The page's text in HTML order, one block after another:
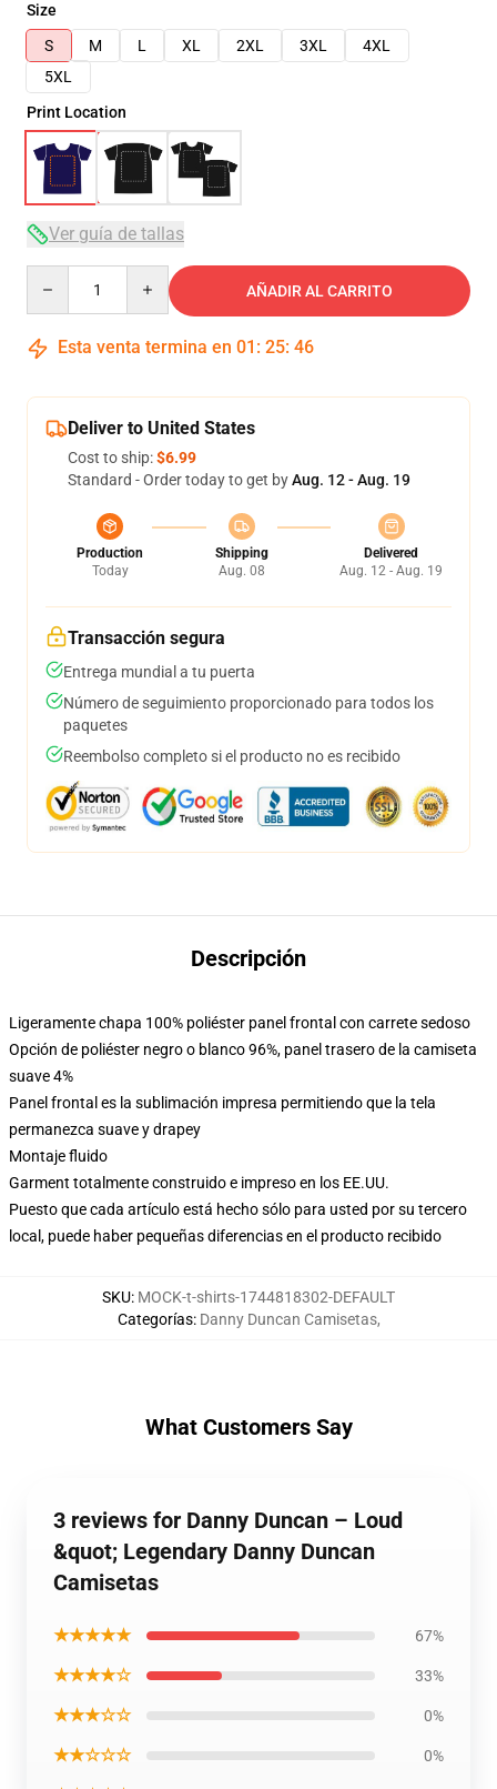
Size
S
M L XL 2XL 3XL
4XL
5XL
Print Location
Ver guía de tallas
AÑADIR AL CARRITO
Esta venta termina en 01 : 25: 46
Deliver to United States
Cost to ship:$6.99
Standard - Order today to get byAug. 12 - Aug. 19
Production
Today
Shipping
Aug. 08
Delivered
Aug. 12 - Aug. 19
Transacción segura
Entrega mundial a tu puerta
Número de seguimiento proporcionado para todos los
paquetes
Reembolso completo si el producto no es recibido
Descripción
Ligeramente chapa 100% poliéster panel frontal con carrete sedoso
Opción de poliéster negro o blanco 96%, panel trasero de la camiseta
suave 4%
Panel frontal es la sublimación impresa permitiendo que la tela
permanezca suave y drapey
Montaje fluido
Garment totalmente construido e impreso en los EE.UU.
Puesto que cada artículo está hecho sólo para usted por su tercero
local, puede haber pequeñas diferencias en el producto recibido
SKU: MOCK-t-shirts-1744818302-DEFAULT
Categorías: Danny Duncan Camisetas,
What Customers Say
3 reviews for Danny Duncan – Loud
&quot; Legendary Danny Duncan
Camisetas
★★★★★ 67%
★★★★☆ 33%
★★★☆☆ 0%
★★☆☆☆ 0%